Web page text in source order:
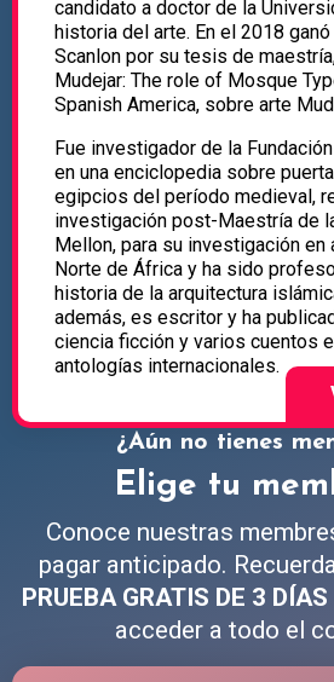
candidato a doctor de la
historia del arte. En el 2018
Scanlon por su tesis de
Mudejar: The role of Mosque
Spanish America, sobre arte
Fue investigador de la
en una enciclopedia sobre
egipcios del período medieval,
investigación post-Maestría de
Mellon, para su investigación en
Norte de África y ha sido
historia de la arquitectura
además, es escritor y ha
ciencia ficción y varios cuentos
antologías internacionales.
¿Aún no tienes
Elige tu
Conoce nuestras
pagar anticipado.
PRUEBA GRATIS DE 3 DÍAS
acceder a todo el